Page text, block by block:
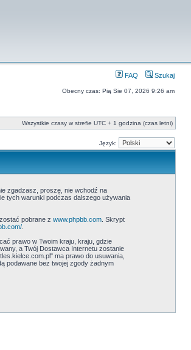
FAQ Szukaj
Obecny czas: Pią Sie 07, 2026 9:26 am
Wszystkie czasy w strefie UTC + 1 godzina (czas letni)
Język:
zgadzasz, proszę, nie wchodź na
tych warunki podczas dalszego używania
pobrane z www.phpbb.com. Skrypt
.
prawo w Twoim kraju, kraju, gdzie
a Twój Dostawca Internetu zostanie
ma prawo do usuwania,
podawane bez twojej zgody żadnym